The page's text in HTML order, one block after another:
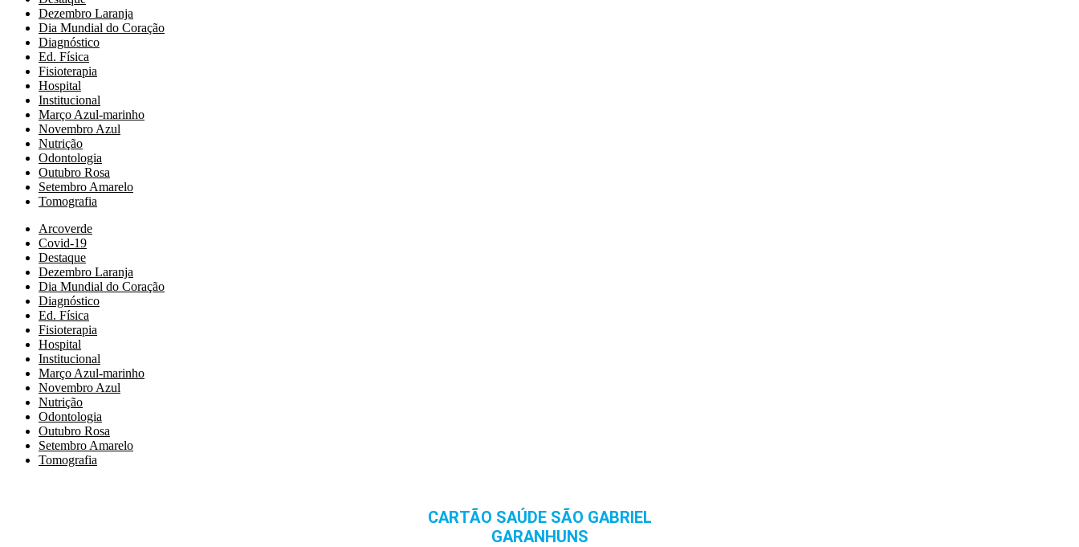
Dezembro Laranja
Dia Mundial do Coração
Diagnóstico
Ed. Física
Fisioterapia
Hospital
Institucional
Março Azul-marinho
Novembro Azul
Nutrição
Odontologia
Outubro Rosa
Setembro Amarelo
Tomografia
Arcoverde
Covid-19
Destaque
Dezembro Laranja
Dia Mundial do Coração
Diagnóstico
Ed. Física
Fisioterapia
Hospital
Institucional
Março Azul-marinho
Novembro Azul
Nutrição
Odontologia
Outubro Rosa
Setembro Amarelo
Tomografia
CARTÃO SAÚDE SÃO GABRIEL
GARANHUNS